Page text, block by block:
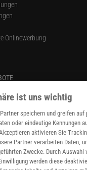
Onlinewerbung
mit Gymglish
ist uns wichtig
speichern und greifen auf
oder eindeutige Kennungen
aktivieren Sie
Partner verarbeiten Daten,
Zwecke. Durch Auswahl
werden diese